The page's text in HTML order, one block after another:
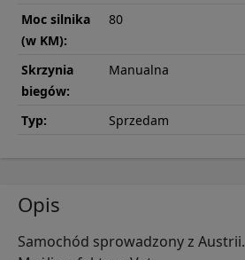
Moc silnika
(w KM):
80
Skrzynia
biegów:
Manualna
Typ: Sprzedam
Opis
Samochód sprowadzony z Austrii.